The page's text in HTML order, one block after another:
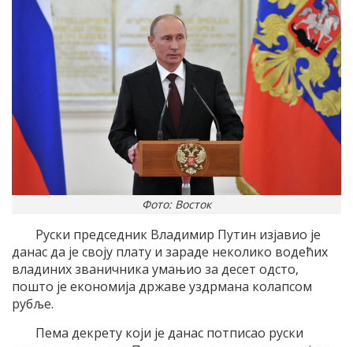
Фото: Восток
Руски председник Владимир Путин изјавио је
данас да је своју плату и зараде неколико водећих
владиних званичника умањио за десет одсто,
пошто је економија државе уздрмана колапсом
рубље.
Пема декрету који је данас потписао руски